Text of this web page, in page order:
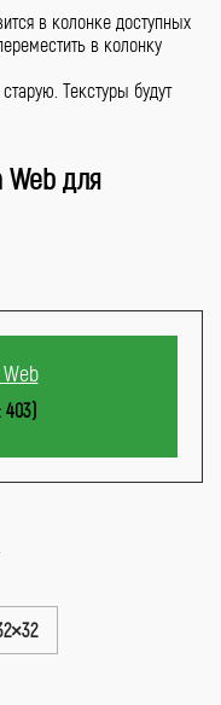
в колонке доступных
в колонку
Текстуры будут
Web для
403)